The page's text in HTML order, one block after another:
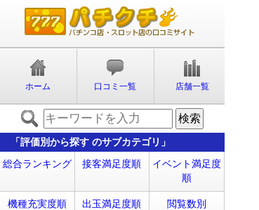
ホーム 口コミ一覧 店舗一覧
「評価別から探す のサブカテゴリ」
総合ランキング 接客満足度順
イベント満足度
順
機種充実度順 出玉満足度順 閲覧数別